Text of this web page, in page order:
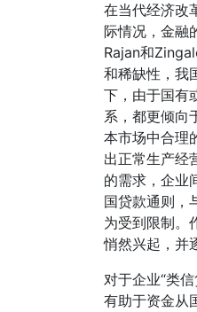
在当代经济改
际情况，金融
Rajan和
和稀缺性，我
下，由于国有
系，都更倾向
本市场中合理
出正常生产经
的需求，企业
国贷款通则，
为受到限制。
悄然兴起，并
对于企业“类
有助于资金从